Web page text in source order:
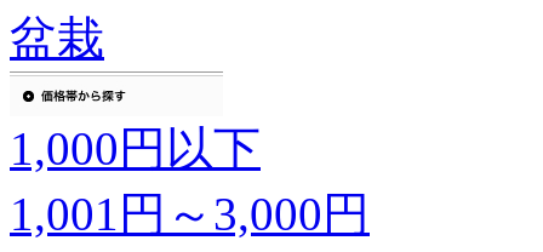
盆栽
1,000円以下
1,001円～3,000円